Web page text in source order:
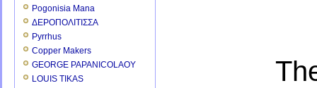
Pogonisia Mana
ΔΕΡΟΠΟΛΙΤΙΣΣΑ
Pyrrhus
Copper Makers
GEORGE PAPANICOLAOY
LOUIS TIKAS